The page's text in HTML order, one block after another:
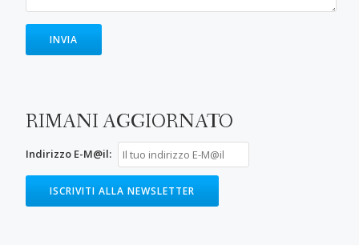
RIMANI AGGIORNATO
Indirizzo E-M@il: